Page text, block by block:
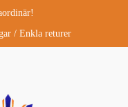
/ Enkla returer